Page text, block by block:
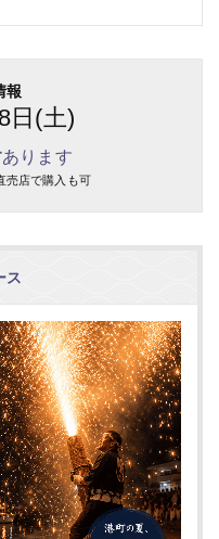
報
日(土)
あります
売店で購入も可
ス